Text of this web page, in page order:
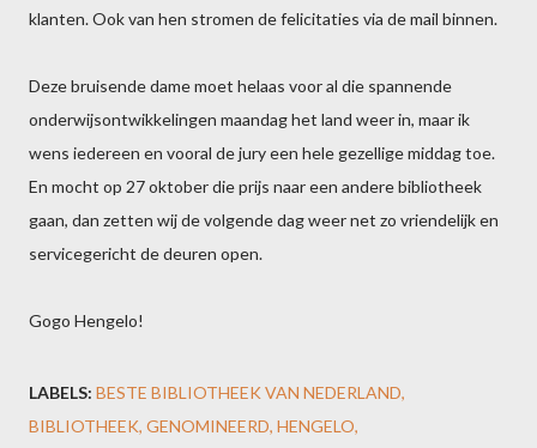
klanten. Ook van hen stromen de felicitaties via de mail binnen.
Deze bruisende dame moet helaas voor al die spannende
onderwijsontwikkelingen maandag het land weer in, maar ik
wens iedereen en vooral de jury een hele gezellige middag toe.
En mocht op 27 oktober die prijs naar een andere bibliotheek
gaan, dan zetten wij de volgende dag weer net zo vriendelijk en
servicegericht de deuren open.
Gogo Hengelo!
LABELS: BESTE BIBLIOTHEEK VAN NEDERLAND
BIBLIOTHEEK GENOMINEERD HENGELO